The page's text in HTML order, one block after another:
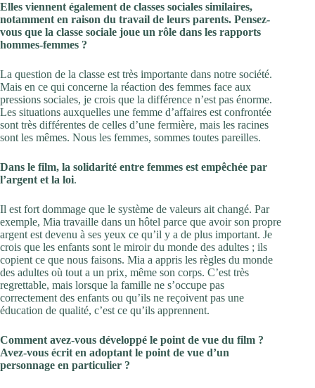
Elles viennent également de classes sociales similaires,
notamment en raison du travail de leurs parents. Pensez-
vous que la classe sociale joue un rôle dans les rapports
hommes-femmes ?
La question de la classe est très importante dans notre société.
Mais en ce qui concerne la réaction des femmes face aux
pressions sociales, je crois que la différence n’est pas énorme.
Les situations auxquelles une femme d’affaires est confrontée
sont très différentes de celles d’une fermière, mais les racines
sont les mêmes. Nous les femmes, sommes toutes pareilles.
Dans le film, la solidarité entre femmes est empêchée par
l’argent et la loi.
Il est fort dommage que le système de valeurs ait changé. Par
exemple, Mia travaille dans un hôtel parce que avoir son propre
argent est devenu à ses yeux ce qu’il y a de plus important. Je
crois que les enfants sont le miroir du monde des adultes ; ils
copient ce que nous faisons. Mia a appris les règles du monde
des adultes où tout a un prix, même son corps. C’est très
regrettable, mais lorsque la famille ne s’occupe pas
correctement des enfants ou qu’ils ne reçoivent pas une
éducation de qualité, c’est ce qu’ils apprennent.
Comment avez-vous développé le point de vue du film ?
Avez-vous écrit en adoptant le point de vue d’un
personnage en particulier ?